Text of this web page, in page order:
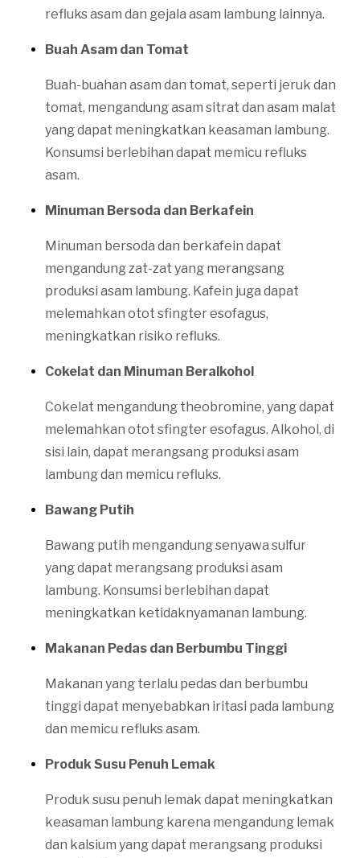
refluks asam dan gejala asam lambung lainnya.
Buah Asam dan Tomat
Buah-buahan asam dan tomat, seperti jeruk dan
tomat, mengandung asam sitrat dan asam malat
yang dapat meningkatkan keasaman lambung.
Konsumsi berlebihan dapat memicu refluks
asam.
Minuman Bersoda dan Berkafein
Minuman bersoda dan berkafein dapat
mengandung zat-zat yang merangsang
produksi asam lambung. Kafein juga dapat
melemahkan otot sfingter esofagus,
meningkatkan risiko refluks.
Cokelat dan Minuman Beralkohol
Cokelat mengandung theobromine, yang dapat
melemahkan otot sfingter esofagus. Alkohol, di
sisi lain, dapat merangsang produksi asam
lambung dan memicu refluks.
Bawang Putih
Bawang putih mengandung senyawa sulfur
yang dapat merangsang produksi asam
lambung. Konsumsi berlebihan dapat
meningkatkan ketidaknyamanan lambung.
Makanan Pedas dan Berbumbu Tinggi
Makanan yang terlalu pedas dan berbumbu
tinggi dapat menyebabkan iritasi pada lambung
dan memicu refluks asam.
Produk Susu Penuh Lemak
Produk susu penuh lemak dapat meningkatkan
keasaman lambung karena mengandung lemak
dan kalsium yang dapat merangsang produksi